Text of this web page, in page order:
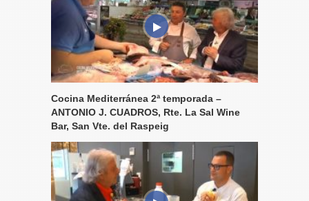
Cocina Mediterránea 2ª temporada –
ANTONIO J. CUADROS, Rte. La Sal Wine
Bar, San Vte. del Raspeig